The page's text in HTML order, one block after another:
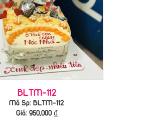
BLTM-112
Mã Sp: BLTM-112
Giá: 950,000₫